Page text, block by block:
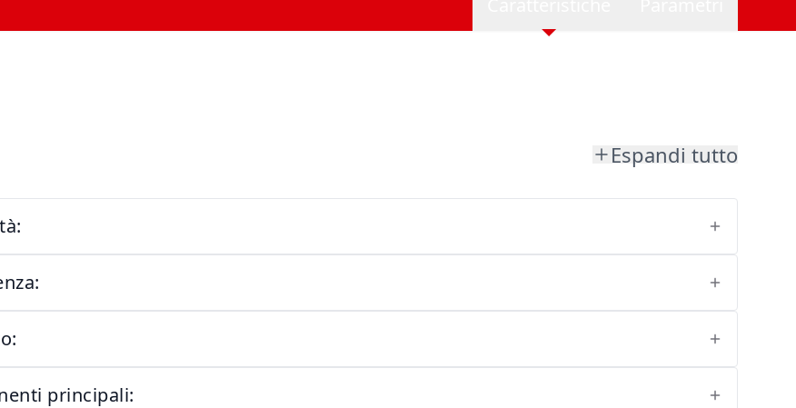
Espandi tutto
principali: